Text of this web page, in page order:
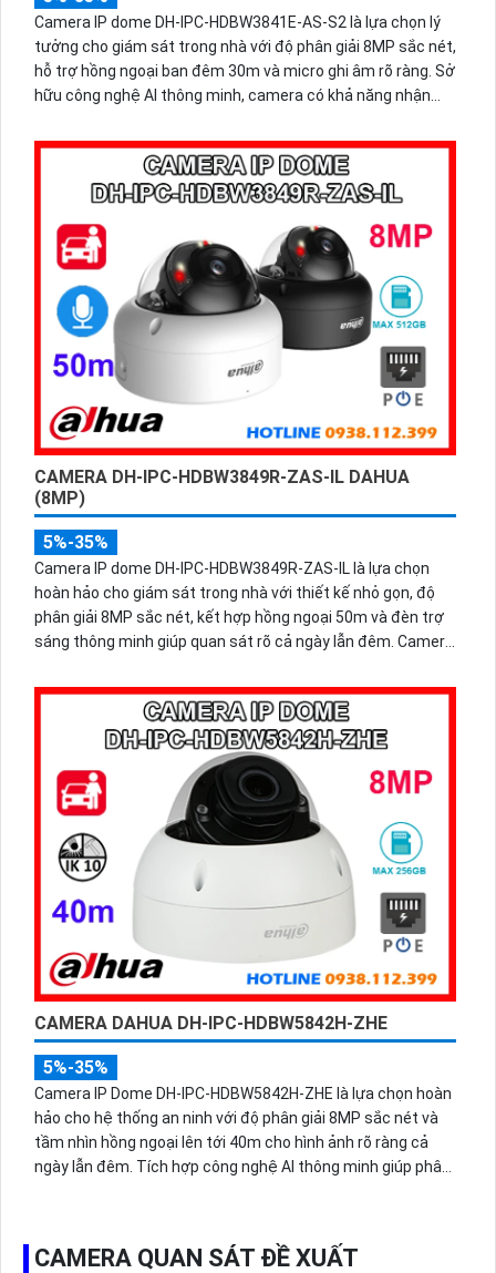
Camera IP dome DH-IPC-HDBW3841E-AS-S2 là lựa chọn lý
tưởng cho giám sát trong nhà với độ phân giải 8MP sắc nét,
hỗ trợ hồng ngoại ban đêm 30m và micro ghi âm rõ ràng. Sở
hữu công nghệ AI thông minh, camera có khả năng nhận
tăng độ chính xác trong cảnh báo an ninh. Tích hợp khe thẻ
nhớ lên đến 256GB và hỗ trợ PoE.
CAMERA DH-IPC-HDBW3849R-ZAS-IL DAHUA
(8MP)
5%-35%
Camera IP dome DH-IPC-HDBW3849R-ZAS-IL là lựa chọn
hoàn hảo cho giám sát trong nhà với thiết kế nhỏ gọn, độ
phân giải 8MP sắc nét, kết hợp hồng ngoại 50m và đèn trợ
sáng thông minh giúp quan sát rõ cả ngày lẫn đêm. Camera
công nghệ phân biệt người và phương tiện, nâng cao độ
chính xác trong cảnh báo, hỗ trợ POE tiện lợi.
CAMERA DAHUA DH-IPC-HDBW5842H-ZHE
5%-35%
Camera IP Dome DH-IPC-HDBW5842H-ZHE là lựa chọn hoàn
hảo cho hệ thống an ninh với độ phân giải 8MP sắc nét và
tầm nhìn hồng ngoại lên tới 40m cho hình ảnh rõ ràng cả
ngày lẫn đêm. Tích hợp công nghệ AI thông minh giúp phân
trợ POE tiện lợi và mức giá phải chăng.
CAMERA QUAN SÁT ĐỀ XUẤT